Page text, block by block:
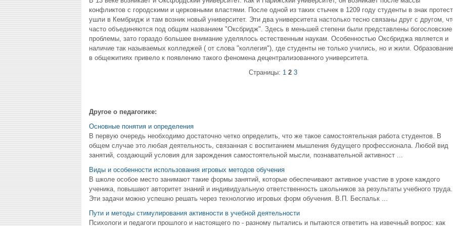
конфликтов с городскими и церковными властями. После одной из таких стычек в 1209 году студенты в знак
ушли в Кембридж и там возник новый университет. Эти два университета настолько тесно связаны друг с другом,
часто объединяются под общим названием "Оксбридж". Здесь в меньшей степени были представлены богословские
проблемы, зато гораздо большее внимание уделялось естественным наукам. Особенностью Оксбриджа является и
наличие так называемых колледжей ( от слова "коллегия"), где студенты не только учились, но и жили. Образование
в общежитиях привело к появлению такого феномена децентрализованного университета.
Страницы: 1 2 3
Другое о педагогике:
Основные понятия и определения
В первую очередь необходимо достаточно четко определить, что же такое самостоятельная работа студентов. В
общем случае это любая деятельность, связанная с воспитанием мышления будущего профессионала. Любой вид
занятий, создающий условия для зарождения самостоятельной мысли, познавательной активност ...
Виды и особенности использования игровых методов обучения
В школе особое место занимают такие формы занятий, которые обеспечивают активное участие в уроке каждого
ученика, повышают авторитет знаний и индивидуальную ответственность школьников за результаты учебного труда.
Эти задачи можно успешно решать через технологию игровых форм обучения. В.П. Беспальк ...
Пути и методы стимулирования активности в учебной деятельности
Психологи и педагоги прошлого и настоящего по - разному пытались и пытаются ответить на извечный вопрос: как